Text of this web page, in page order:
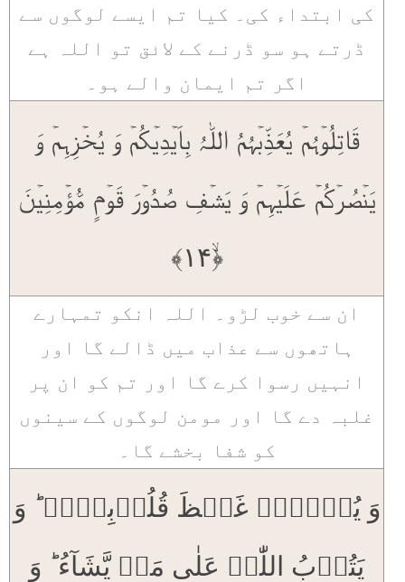
کی ابتداء کی۔ کیا تم ایسے لوگوں سے
ڈرتے ہو سو ڈرنے کے لائق تو اللہ ہے
اگر تم ایمان والے ہو۔
قَاتِلُوۡہُمۡ یُعَذِّبۡہُمُ اللّٰہُ بِاَیۡدِیۡکُمۡ وَ یُخۡزِہِمۡ وَ
یَنۡصُرۡکُمۡ عَلَیۡہِمۡ وَ یَشۡفِ صُدُوۡرَ قَوۡمٍ مُّؤۡمِنِیۡنَ
﴿ۙ۱۴﴾
ان سے خوب لڑو۔ اللہ انکو تمہارے
ہاتھوں سے عذاب میں ڈالے گا اور
انہیں رسوا کرے گا اور تم کو ان پر
غلبہ دے گا اور مومن لوگوں کے سینوں
کو شفا بخشے گا۔
وَ یُذۡہِبۡ غَیۡظَ قُلُوۡبِہِمۡ ؕ وَ
یَتُوۡبُ اللّٰہُ عَلٰی مَنۡ یَّشَآءُ ؕ وَ